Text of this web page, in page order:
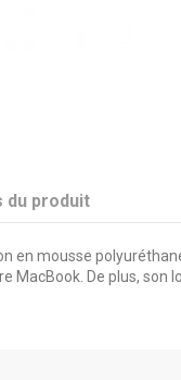
du produit
en mousse
MacBook. De plus, son